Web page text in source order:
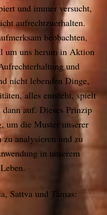
und immer versucht,
aufrechtzuerhalten.
beobachten,
um uns herum in Aktion
und
nicht lebenden Dinge,
alles entsteht, spielt
auf. Dieses Prinzip
um die Muster unserer
analysieren und zu
in unserem
Sattva und Tamas: